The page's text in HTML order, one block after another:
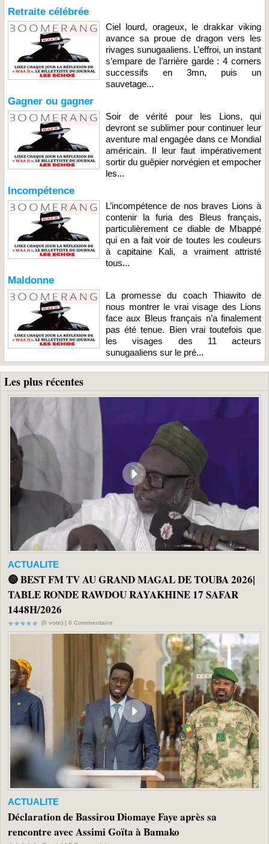
Retraite célébrée
Ciel lourd, orageux, le drakkar viking
avance sa proue de dragon vers les
rivages sunugaaliens. L’effroi, un instant
s’empare de l’arrière garde : 4 corners
successifs en 3mn, puis un
sauvetage...
Gagner ou gagner
Soir de vérité pour les Lions, qui
devront se sublimer pour continuer leur
aventure mal engagée dans ce Mondial
américain. Il leur faut impérativement
sortir du guêpier norvégien et empocher
les...
Incompétence
L’incompétence de nos braves Lions à
contenir la furia des Bleus français,
particulièrement ce diable de Mbappé
qui en a fait voir de toutes les couleurs
à capitaine Kali, a vraiment attristé
tous...
Maldonne
La promesse du coach Thiawito de
nous montrer le vrai visage des Lions
face aux Bleus français n’a finalement
pas été tenue. Bien vrai toutefois que
les visages des 11 acteurs
sunugaaliens sur le pré...
Les plus récentes
ACTUALITE
🔴 BEST FM TV AU GRAND MAGAL DE TOUBA 2026|
TABLE RONDE RAWDOU RAYAKHINE 17 SAFAR
1448H/2026
(0 vote) | 0 Commentaire
ACTUALITE
Déclaration de Bassirou Diomaye Faye après sa
rencontre avec Assimi Goïta à Bamako